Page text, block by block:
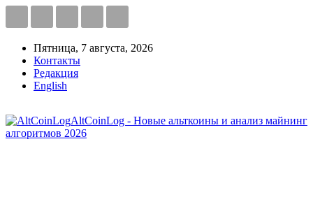
Пятница, 7 августа, 2026
Контакты
Редакция
English
AltCoinLog - Новые альткоины и анализ майнинг
алгоритмов 2026